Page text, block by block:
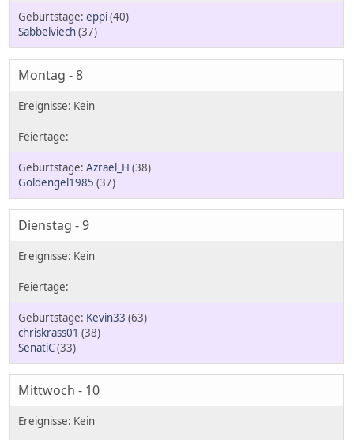
eppi(40)
Sabbelviech(37)
Montag - 8
Azrael_H (38)
Goldengel1985 (37)
Dienstag - 9
Kevin33 (63)
chriskrass01 (38)
SenatiC(33)
Mittwoch - 10